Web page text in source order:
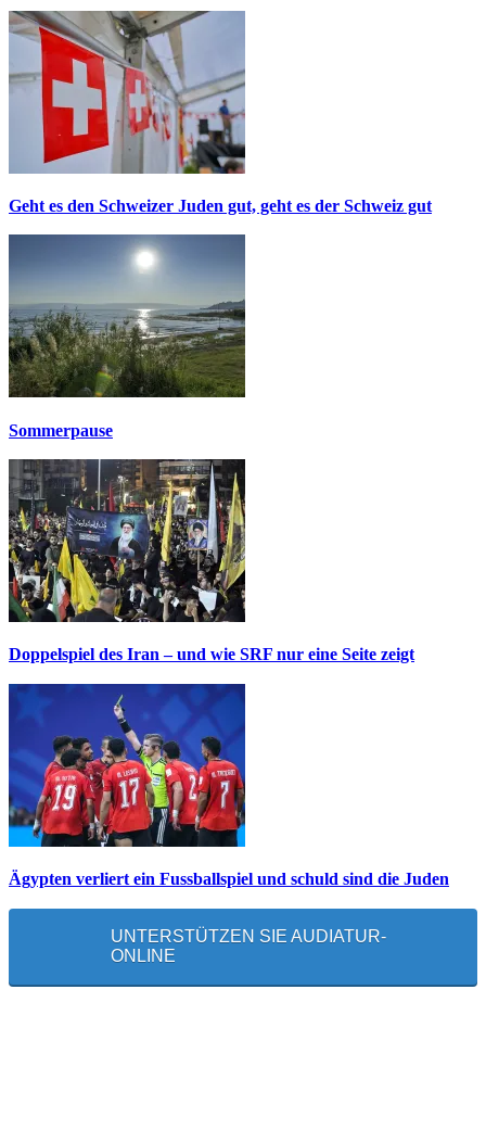
Geht es den Schweizer Juden gut, geht es der Schweiz gut
Sommerpause
Doppelspiel des Iran – und wie SRF nur eine Seite zeigt
Ägypten verliert ein Fussballspiel und schuld sind die Juden
UNTERSTÜTZEN SIE AUDIATUR-
ONLINE